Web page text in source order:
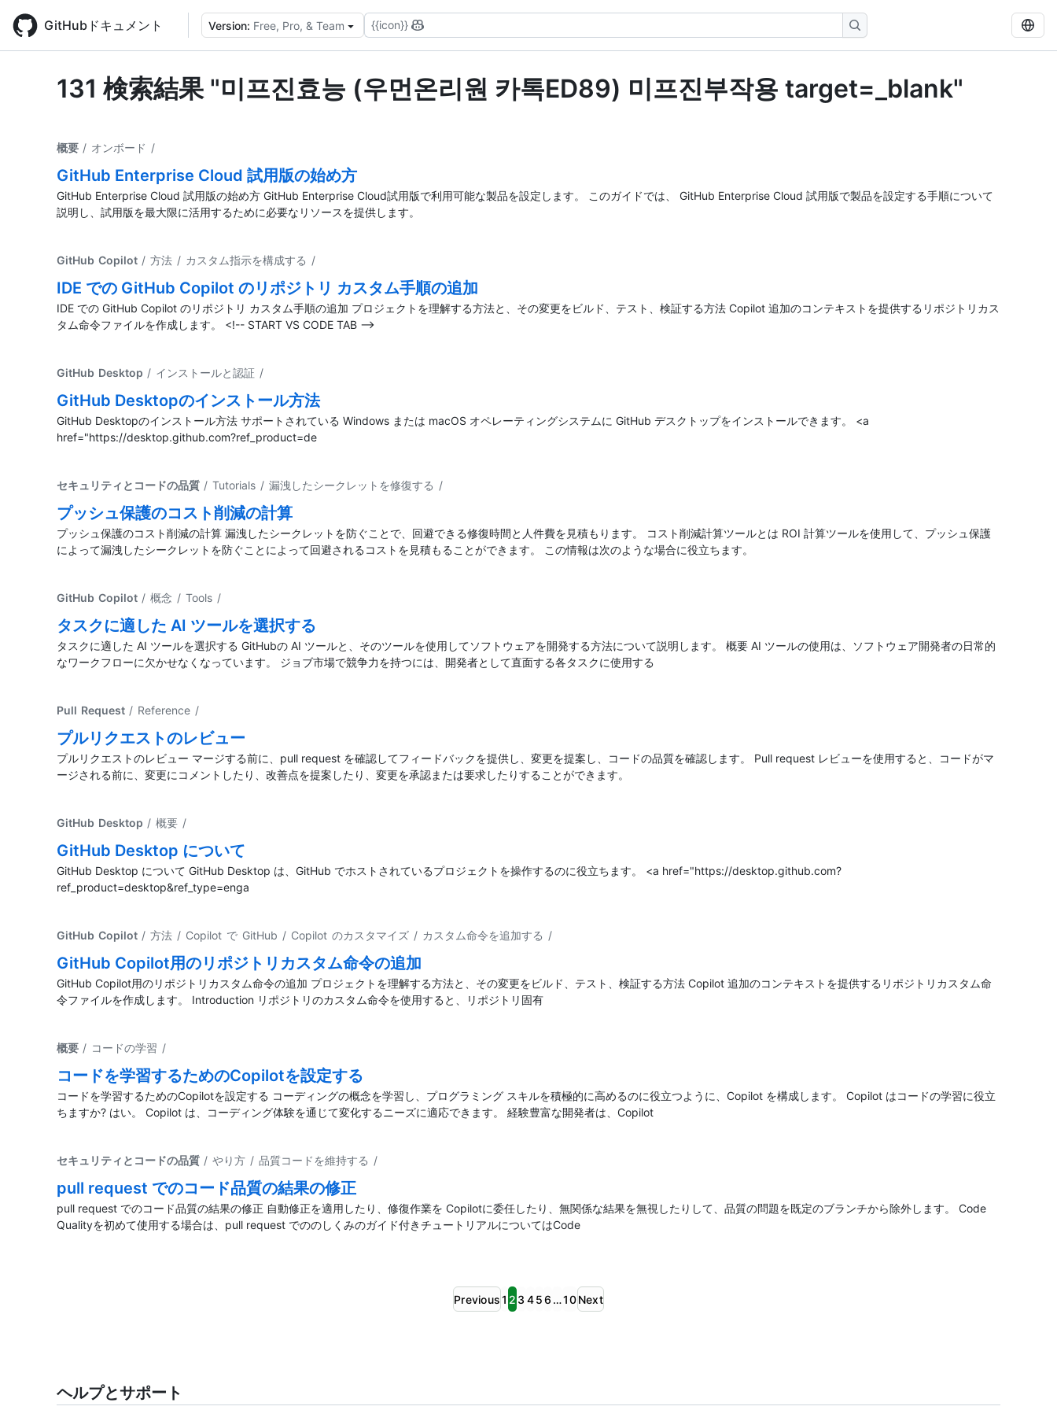
main
GitHubドキュメント Version: Free, Pro, & Team {{icon}}
131 検索結果 "미프진효능 (우먼온리원 카톡ED89) 미프진부작용 target=_blank"
概要 / オンボード /
GitHub Enterprise Cloud 試用版の始め方
GitHub Enterprise Cloud 試用版の始め方 GitHub Enterprise Cloud試用版で利用可能な製品を設定します。 このガイドでは、 GitHub Enterprise Cloud 試用版で製品を設定する手順について
説明し、試用版を最大限に活用するために必要なリソースを提供します。
GitHub Copilot / 方法 / カスタム指示を構成する /
IDE での GitHub Copilot のリポジトリ カスタム手順の追加
IDE での GitHub Copilot のリポジトリ カスタム手順の追加 プロジェクトを理解する方法と、その変更をビルド、テスト、検証する方法 Copilot 追加のコンテキストを提供するリポジトリカス
タム命令ファイルを作成します。 <!-- START VS CODE TAB -->
GitHub Desktop / インストールと認証 /
GitHub Desktopのインストール方法
GitHub Desktopのインストール方法 サポートされている Windows または macOS オペレーティングシステムに GitHub デスクトップをインストールできます。 <a
href="https://desktop.github.com?ref_product=de
セキュリティとコードの品質 / Tutorials / 漏洩したシークレットを修復する /
プッシュ保護のコスト削減の計算
プッシュ保護のコスト削減の計算 漏洩したシークレットを防ぐことで、回避できる修復時間と人件費を見積もります。 コスト削減計算ツールとは ROI 計算ツールを使用して、プッシュ保護
によって漏洩したシークレットを防ぐことによって回避されるコストを見積もることができます。 この情報は次のような場合に役立ちます。
GitHub Copilot / 概念 / Tools /
タスクに適した AI ツールを選択する
タスクに適した AI ツールを選択する GitHubの AI ツールと、そのツールを使用してソフトウェアを開発する方法について説明します。 概要 AI ツールの使用は、ソフトウェア開発者の日常的
なワークフローに欠かせなくなっています。 ジョブ市場で競争力を持つには、開発者として直面する各タスクに使用する
Pull Request / Reference /
プルリクエストのレビュー
プルリクエストのレビュー マージする前に、pull request を確認してフィードバックを提供し、変更を提案し、コードの品質を確認します。 Pull request レビューを使用すると、コードがマ
ージされる前に、変更にコメントしたり、改善点を提案したり、変更を承認または要求したりすることができます。
GitHub Desktop / 概要 /
GitHub Desktop について
GitHub Desktop について GitHub Desktop は、GitHub でホストされているプロジェクトを操作するのに役立ちます。 <a href="https://desktop.github.com?
ref_product=desktop&ref_type=enga
GitHub Copilot / 方法 / Copilot で GitHub / Copilot のカスタマイズ / カスタム命令を追加する /
GitHub Copilot用のリポジトリカスタム命令の追加
GitHub Copilot用のリポジトリカスタム命令の追加 プロジェクトを理解する方法と、その変更をビルド、テスト、検証する方法 Copilot 追加のコンテキストを提供するリポジトリカスタム命
令ファイルを作成します。 Introduction リポジトリのカスタム命令を使用すると、リポジトリ固有
概要 / コードの学習 /
コードを学習するためのCopilotを設定する
コードを学習するためのCopilotを設定する コーディングの概念を学習し、プログラミング スキルを積極的に高めるのに役立つように、Copilot を構成します。 Copilot はコードの学習に役立
ちますか? はい。 Copilot は、コーディング体験を通じて変化するニーズに適応できます。 経験豊富な開発者は、Copilot
セキュリティとコードの品質 / やり方 / 品質コードを維持する /
pull request でのコード品質の結果の修正
pull request でのコード品質の結果の修正 自動修正を適用したり、修復作業を Copilotに委任したり、無関係な結果を無視したりして、品質の問題を既定のブランチから除外します。 Code
Qualityを初めて使用する場合は、pull request でののしくみのガイド付きチュートリアルについてはCode
Previous1 2 3 456 …10Next
ヘルプとサポート